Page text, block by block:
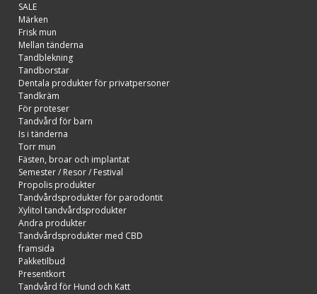
SALE
Märken
Frisk mun
Mellan tänderna
Tandblekning
Tandborstar
Dentala produkter för privatpersoner
Tandkräm
För proteser
Tandvård för barn
Is i tänderna
Torr mun
Fästen, broar och implantat
Semester / Resor / Festival
Propolis produkter
Tandvårdsprodukter för parodontit
Xylitol tandvårdsprodukter
Andra produkter
Tandvårdsprodukter med CBD
framsida
Pakketilbud
Presentkort
Tandvård för Hund och Katt